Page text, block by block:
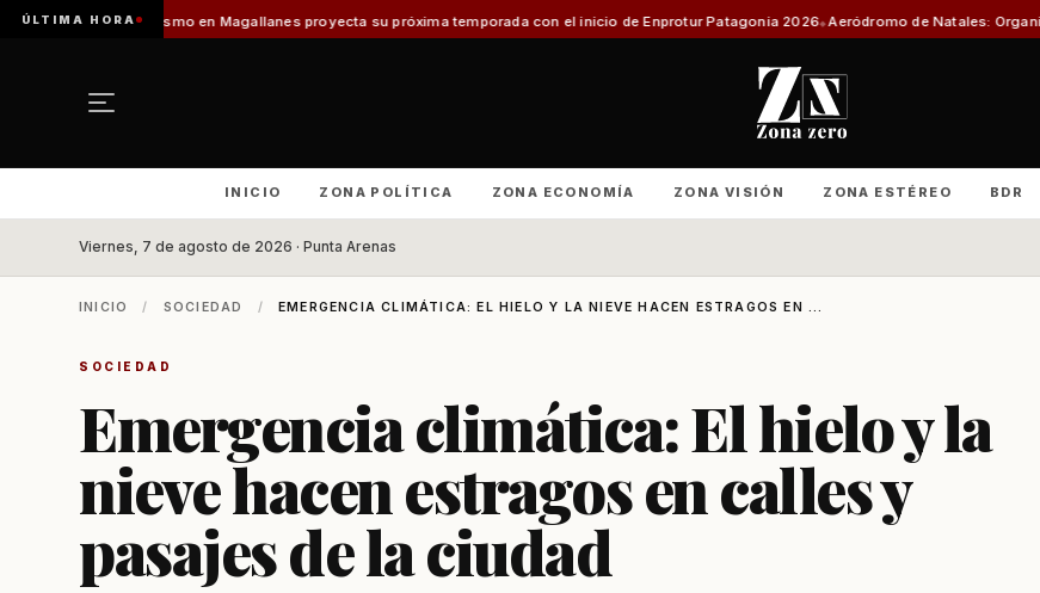
ÚLTIMA HORA
en Magallanes proyecta su próxima temporada con el inicio de Enprotur Patagonia 2026 Aeródromo de Natales: Organizaciones
INICIO ZONA POLÍTICA ZONA ECONOMÍA ZONA VISIÓN ZONA ESTÉREO BDR
Viernes, 7 de agosto de 2026 · Punta Arenas
INICIO / SOCIEDAD / EMERGENCIA CLIMÁTICA: EL HIELO Y LA NIEVE HACEN ESTRAGOS EN ...
SOCIEDAD
Emergencia climática: El hielo y la
nieve hacen estragos en calles y
pasajes de la ciudad